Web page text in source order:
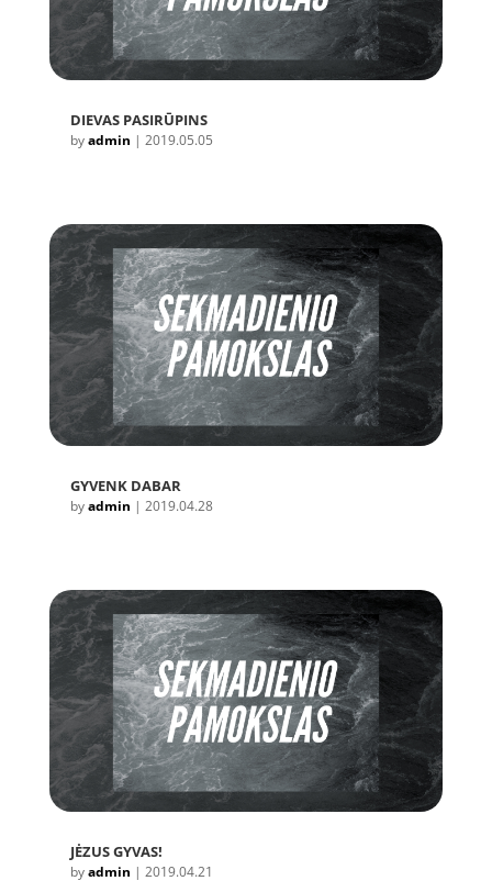
DIEVAS PASIRŪPINS
byadmin | 2019.05.05
GYVENK DABAR
byadmin | 2019.04.28
JĖZUS GYVAS!
byadmin | 2019.04.21